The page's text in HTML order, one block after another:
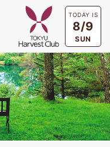
TODAY IS
8/9
SUN